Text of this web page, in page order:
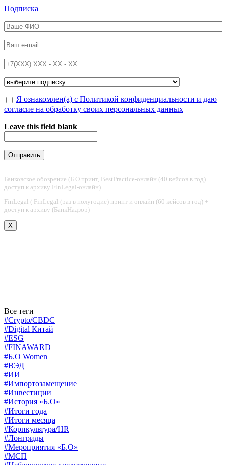
Перейти к основному содержанию
Подписка
ФИО*
Email*
Телефон*
Подписка на*
Обработка персональных данных*
Я ознакомлен(а) с Политикой конфиденциальности и даю
согласие на обработку своих персональных данных
Leave this field blank
Банковское обозрение (Б.О принт, BestPractice-онлайн (40 кейсов в год) +
доступ к архиву FinLegal-онлайн)
FinLegal ( FinLegal (раз в полугодие) принт и онлайн (60 кейсов в год) +
доступ к архиву (БанкНадзор)
X
Все теги
#Crypto/CBDC
#Digital Китай
#ESG
#FINAWARD
#Б.О Women
#ВЭД
#ИИ
#Импортозамещение
#Инвестиции
#История «Б.О»
#Итоги года
#Итоги месяца
#Корпкультура/HR
#Лонгриды
#Мероприятия «Б.О»
#МСП